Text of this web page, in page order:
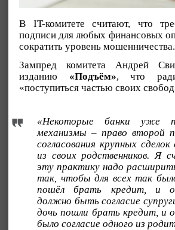
В IT-комитете считают, что
подписи для любых финансовых
сократить уровень мошенничества.
Зампред комитета Андрей
изданию «Подъём», что
«поступиться частью своих
«Некоторые банки уже
механизмы – право второй
согласования крупных
из своих родственников. Я
эту практику надо
так, чтобы для всех так
пошёл брать кредит, и
должно быть согласие
дочь пошли брать кредит, и
было согласие одного из